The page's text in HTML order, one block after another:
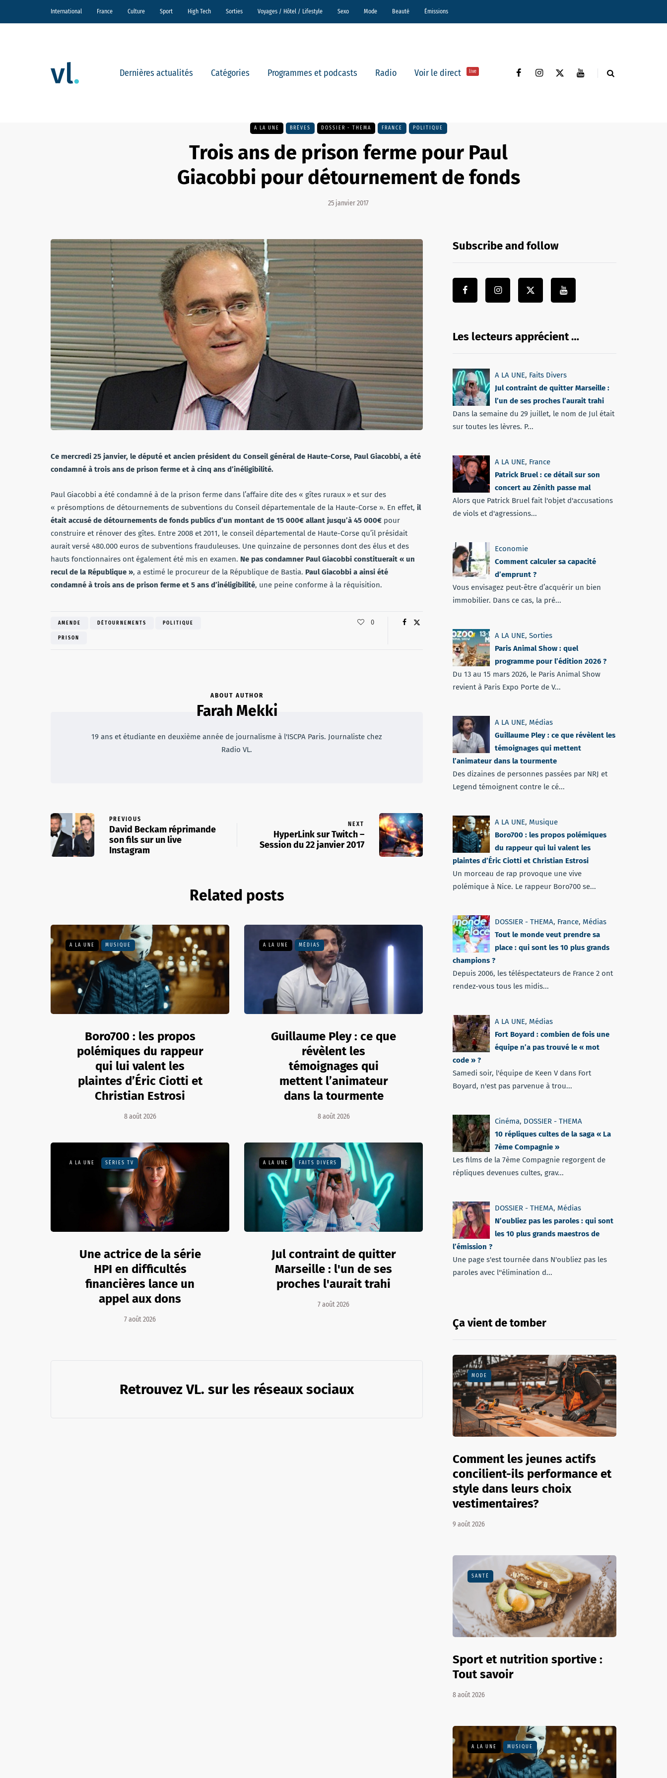
International France Culture Sport High Tech Sorties Voyages / Hôtel / Lifestyle Sexo Mode Beauté Émissions
Dernières actualités Catégories Programmes et podcasts Radio Voir le direct live
A LA UNE BRÈVES DOSSIER - THEMA FRANCE POLITIQUE
Trois ans de prison ferme pour Paul
Giacobbi pour détournement de fonds
25 janvier 2017
Ce mercredi 25 janvier, le député et ancien président du Conseil général de Haute-Corse, Paul Giacobbi, a été
condamné à trois ans de prison ferme et à cinq ans d’inéligibilité.
Paul Giacobbi a été condamné à de la prison ferme dans l’affaire dite des « gîtes ruraux » et sur des
« présomptions de détournements de subventions du Conseil départementale de la Haute-Corse ». En effet, il
était accusé de détournements de fonds publics d’un montant de 15 000€ allant jusqu’à 45 000€ pour
construire et rénover des gîtes. Entre 2008 et 2011, le conseil départemental de Haute-Corse qu’il présidait
aurait versé 480.000 euros de subventions frauduleuses. Une quinzaine de personnes dont des élus et des
hauts fonctionnaires ont également été mis en examen. Ne pas condamner Paul Giacobbi constituerait « un
recul de la République », a estimé le procureur de la République de Bastia. Paul Giacobbi a ainsi été
condamné à trois ans de prison ferme et 5 ans d’inéligibilité, une peine conforme à la réquisition.
AMENDE DÉTOURNEMENTS POLITIQUE
PRISON
0
ABOUT AUTHOR
Farah Mekki
19 ans et étudiante en deuxième année de journalisme à l'ISCPA Paris. Journaliste chez
Radio VL.
PREVIOUS
David Beckam réprimande
son fils sur un live
Instagram
NEXT
HyperLink sur Twitch –
Session du 22 janvier 2017
Related posts
A LA UNE MUSIQUE
Boro700 : les propos
polémiques du rappeur
qui lui valent les
plaintes d’Éric Ciotti et
Christian Estrosi
8 août 2026
A LA UNE MÉDIAS
Guillaume Pley : ce que
révèlent les
témoignages qui
mettent l’animateur
dans la tourmente
8 août 2026
A LA UNE SÉRIES TV
Une actrice de la série
HPI en difficultés
financières lance un
appel aux dons
7 août 2026
A LA UNE FAITS DIVERS
Jul contraint de quitter
Marseille : l'un de ses
proches l'aurait trahi
7 août 2026
Retrouvez VL. sur les réseaux sociaux
Subscribe and follow
Les lecteurs apprécient …
A LA UNE, Faits Divers
Jul contraint de quitter Marseille :
l’un de ses proches l’aurait trahi
Dans la semaine du 29 juillet, le nom de Jul était
sur toutes les lèvres. P...
A LA UNE, France
Patrick Bruel : ce détail sur son
concert au Zénith passe mal
Alors que Patrick Bruel fait l'objet d'accusations
de viols et d'agressions...
Economie
Comment calculer sa capacité
d’emprunt ?
Vous envisagez peut-être d’acquérir un bien
immobilier. Dans ce cas, la pré...
A LA UNE, Sorties
Paris Animal Show : quel
programme pour l’édition 2026 ?
Du 13 au 15 mars 2026, le Paris Animal Show
revient à Paris Expo Porte de V...
A LA UNE, Médias
Guillaume Pley : ce que révèlent les
témoignages qui mettent
l’animateur dans la tourmente
Des dizaines de personnes passées par NRJ et
Legend témoignent contre le cé...
A LA UNE, Musique
Boro700 : les propos polémiques
du rappeur qui lui valent les
plaintes d’Éric Ciotti et Christian Estrosi
Un morceau de rap provoque une vive
polémique à Nice. Le rappeur Boro700 se...
DOSSIER - THEMA, France, Médias
Tout le monde veut prendre sa
place : qui sont les 10 plus grands
champions ?
Depuis 2006, les téléspectateurs de France 2 ont
rendez-vous tous les midis...
A LA UNE, Médias
Fort Boyard : combien de fois une
équipe n’a pas trouvé le « mot
code » ?
Samedi soir, l'équipe de Keen V dans Fort
Boyard, n'est pas parvenue à trou...
Cinéma, DOSSIER - THEMA
10 répliques cultes de la saga « La
7ème Compagnie »
Les films de la 7ème Compagnie regorgent de
répliques devenues cultes, grav...
DOSSIER - THEMA, Médias
N’oubliez pas les paroles : qui sont
les 10 plus grands maestros de
l’émission ?
Une page s'est tournée dans N'oubliez pas les
paroles avec l''élimination d...
Ça vient de tomber
MODE
Comment les jeunes actifs
concilient-ils performance et
style dans leurs choix
vestimentaires?
9 août 2026
SANTÉ
Sport et nutrition sportive :
Tout savoir
8 août 2026
A LA UNE MUSIQUE